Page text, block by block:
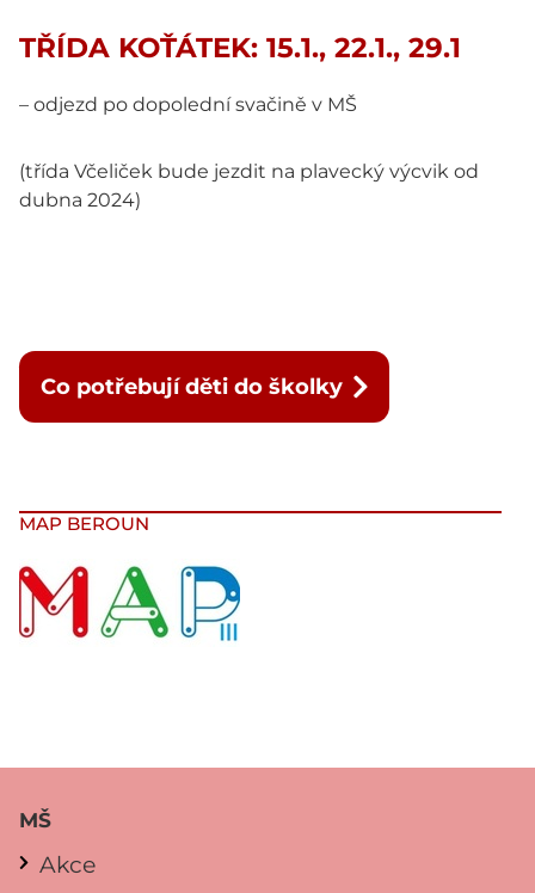
Co potřebují děti do školky
MAP BEROUN
TŘÍDA KOŤÁTEK: 15.1., 22.1., 29.1
– odjezd po dopolední svačině v MŠ
(třída Včeliček bude jezdit na plavecký výcvik od
dubna 2024)
MŠ
Akce